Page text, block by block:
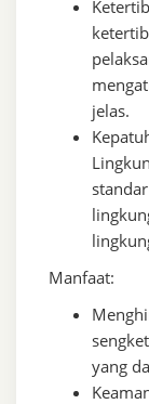
jelas.
Manfaat:
yang